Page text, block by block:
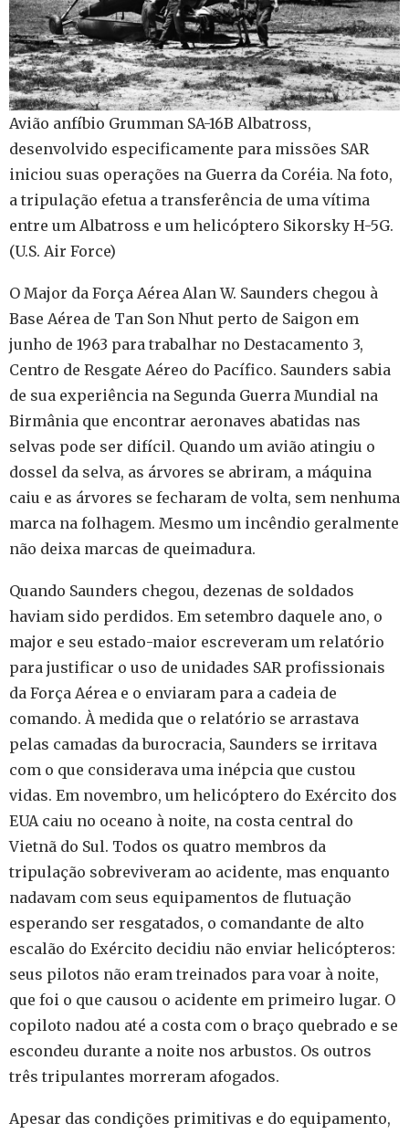
Avião anfíbio Grumman SA-16B Albatross,
desenvolvido especificamente para missões SAR
iniciou suas operações na Guerra da Coréia. Na foto,
a tripulação efetua a transferência de uma vítima
entre um Albatross e um helicóptero Sikorsky H-5G.
(U.S. Air Force)
O Major da Força Aérea Alan W. Saunders chegou à
Base Aérea de Tan Son Nhut perto de Saigon em
junho de 1963 para trabalhar no Destacamento 3,
Centro de Resgate Aéreo do Pacífico. Saunders sabia
de sua experiência na Segunda Guerra Mundial na
Birmânia que encontrar aeronaves abatidas nas
selvas pode ser difícil. Quando um avião atingiu o
dossel da selva, as árvores se abriram, a máquina
caiu e as árvores se fecharam de volta, sem nenhuma
marca na folhagem. Mesmo um incêndio geralmente
não deixa marcas de queimadura.
Quando Saunders chegou, dezenas de soldados
haviam sido perdidos. Em setembro daquele ano, o
major e seu estado-maior escreveram um relatório
para justificar o uso de unidades SAR profissionais
da Força Aérea e o enviaram para a cadeia de
comando. À medida que o relatório se arrastava
pelas camadas da burocracia, Saunders se irritava
com o que considerava uma inépcia que custou
vidas. Em novembro, um helicóptero do Exército dos
EUA caiu no oceano à noite, na costa central do
Vietnã do Sul. Todos os quatro membros da
tripulação sobreviveram ao acidente, mas enquanto
nadavam com seus equipamentos de flutuação
esperando ser resgatados, o comandante de alto
escalão do Exército decidiu não enviar helicópteros:
seus pilotos não eram treinados para voar à noite,
que foi o que causou o acidente em primeiro lugar. O
copiloto nadou até a costa com o braço quebrado e se
escondeu durante a noite nos arbustos. Os outros
três tripulantes morreram afogados.
Apesar das condições primitivas e do equipamento,